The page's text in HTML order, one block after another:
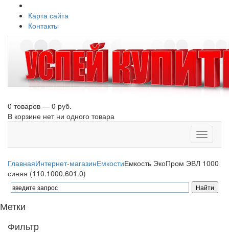
Карта сайта
Контакты
0 товаров — 0 руб.
В корзине нет ни одного товара
Toggle
ГлавнаяИнтернет-магазинЕмкостиЕмкость ЭкоПром ЭВЛ 1000
синяя (110.1000.601.0)
Метки
Фильтр